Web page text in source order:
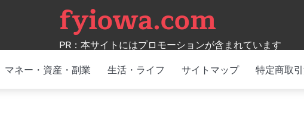
fyiowa.com
PR：本サイトにはプロモーションが含まれています
マネー・資産・副業 生活・ライフ サイトマップ 特定商取